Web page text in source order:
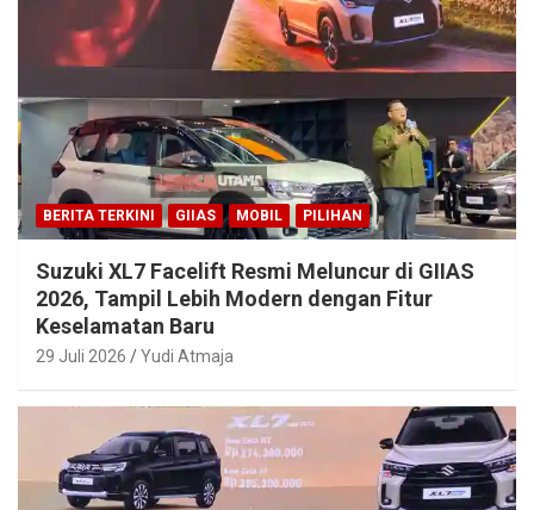
BERITA TERKINI GIIAS MOBIL PILIHAN
Suzuki XL7 Facelift Resmi Meluncur di GIIAS
2026, Tampil Lebih Modern dengan Fitur
Keselamatan Baru
29 Juli 2026 Yudi Atmaja